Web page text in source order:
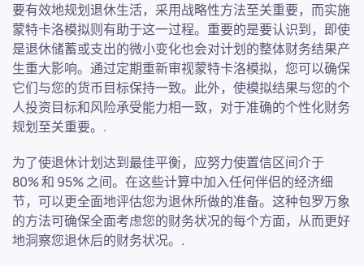
要有效地规划退休生活，采用战略性方法至关重要，而实施
蒙特卡洛模拟则有助于这一过程。重要的是要认识到，即使
是退休储蓄或支出的微小变化也会对计划的整体财务结果产
生重大影响。通过定期重新审视蒙特卡洛模拟，您可以确保
它们与您的货币目标保持一致。此外，使模拟结果与您的个
人投资目标和风险承受能力相一致，对于准确的个性化财务
规划至关重要。.
为了使退休计划达到最佳平衡，应努力使置信区间介于
80% 和 95% 之间。在这些计算中加入任何伴侣的经济细
节，可以更全面地评估您为退休所做的准备。这种包罗万象
的方法可确保全面考虑您的财务状况的每个方面，从而更好
地洞察您退休后的财务状况。.